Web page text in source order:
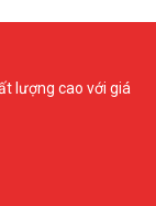
lượng cao với giá